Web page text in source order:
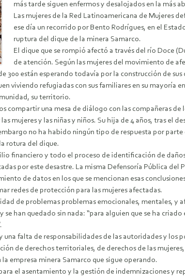
más tarde siguen enfermos y desalojados en la más
Las mujeres de la Red Latinoamericana de Mujeres
ese día un recorrido por Bento Rodrígues, en el
ruptura del dique de la minera Samarco.
El dique que se rompió afectó a través del río Doce
de atención. Según las mujeres del movimiento de
300 están esperando todavía por la construcción de
viviendo refugiadas con sus familiares en su mayoría
su territorio.
compartir una mesa de diálogo con las compañeras
mujeres y las niñas y niños. Su hija de 4 años, tras el
no ha habido ningún tipo de respuesta por
rotura del dique.
financiero y todo el proceso de identificación de
por este desastre. La misma Defensoría Pública
de datos en los que se mencionan esas
redes de protección para las mujeres afectadas.
de problemas problemas emocionales, mentales, y
han quedado sin nada: “para alguien que se ha
falta de responsabilidades de las autoridades y los
de derechos territoriales, de derechos de las
empresa minera Samarco que sigue operando.
el asentamiento y la gestión de indemnizaciones y